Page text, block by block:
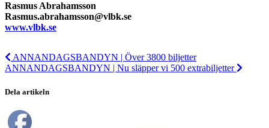
Rasmus Abrahamsson
Rasmus.abrahamsson@vlbk.se
www.vlbk.se
ANNANDAGSBANDYN | Över 3800 biljetter
ANNANDAGSBANDYN | Nu släpper vi 500 extrabiljetter
Dela artikeln